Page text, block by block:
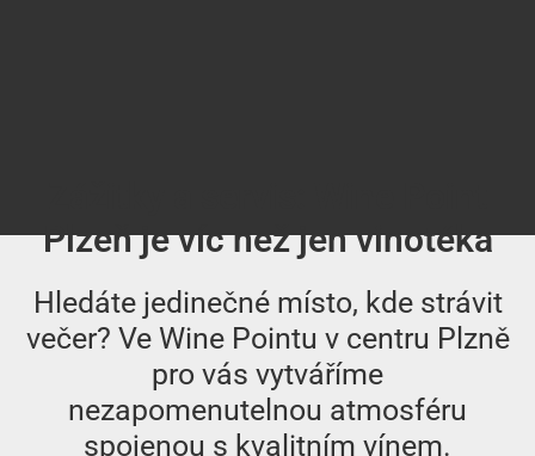
Plzeň je víc než jen vinotéka
Hledáte jedinečné místo, kde strávit
večer? Ve Wine Pointu v centru Plzně
pro vás vytváříme
nezapomenutelnou atmosféru
spojenou s kvalitním vínem.